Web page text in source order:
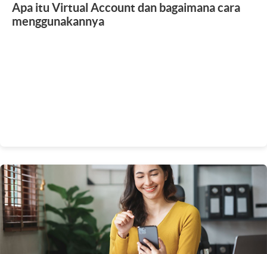
Apa itu Virtual Account dan bagaimana cara
menggunakannya